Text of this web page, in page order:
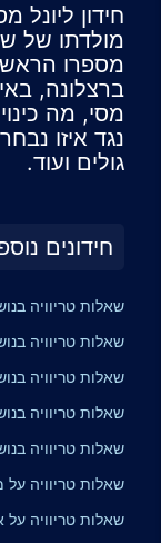
חידון ליונל
מולדתו של
מספרו
ברצלונה,
מסי, מה
נגד איזו
גולים ועוד.
חידונים
שאלות טריוויה
שאלות טריוויה
שאלות טריוויה
שאלות טריוויה
שאלות טריוויה
שאלות טריוויה
שאלות טריוויה על